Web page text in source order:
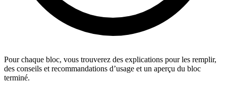
Pour chaque bloc, vous trouverez des explications pour les remplir,
des conseils et recommandations d’usage et un aperçu du bloc
terminé.